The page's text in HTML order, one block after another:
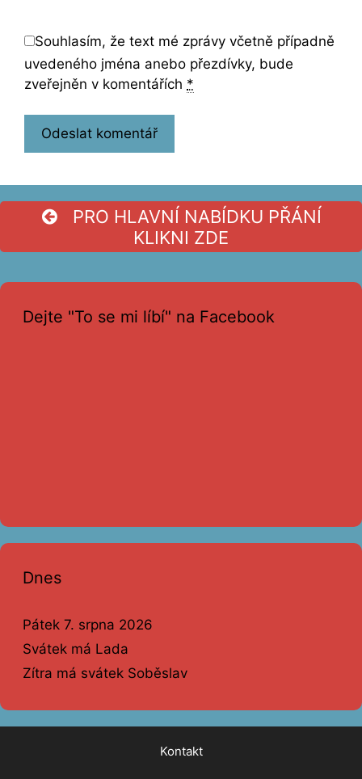
Souhlasím, že text mé zprávy včetně případně
uvedeného jména anebo přezdívky, bude
zveřejněn v komentářích *
PRO HLAVNÍ NABÍDKU PŘÁNÍ
KLIKNI ZDE
Dejte "To se mi líbí" na Facebook
Dnes
Pátek 7. srpna 2026
Svátek má Lada
Zítra má svátek Soběslav
Kontakt